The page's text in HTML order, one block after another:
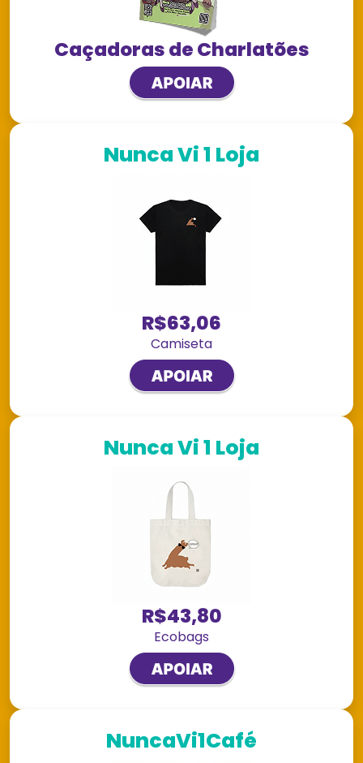
Caçadoras de Charlatões
Nunca Vi 1 Loja
R$63,06
Camiseta
Nunca Vi 1 Loja
R$43,80
Ecobags
NuncaVi1Café